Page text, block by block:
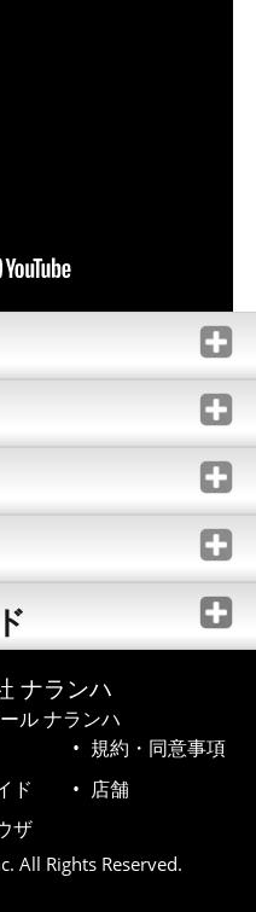
ナランハ
ル ナランハ
規約・同意事項
ド
店舗
ザ
All Rights Reserved.